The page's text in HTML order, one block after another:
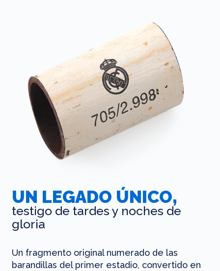
UN LEGADO ÚNICO,
testigo de tardes y noches de
gloria
Un fragmento original numerado de las
barandillas del primer estadio, convertido en